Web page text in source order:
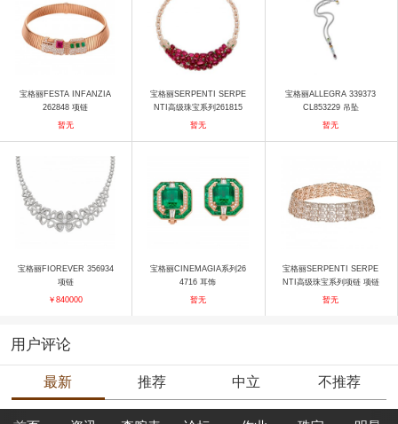
宝格丽FESTA INFANZIA
262848 项链
暂无
宝格丽SERPENTI SERPE
NTI高级珠宝系列261815
项链
暂无
宝格丽ALLEGRA 339373
CL853229 吊坠
暂无
宝格丽FIOREVER 356934
项链
￥840000
宝格丽CINEMAGIA系列26
4716 耳饰
暂无
宝格丽SERPENTI SERPE
NTI高级珠宝系列项链 项链
暂无
用户评论
最新 推荐 中立 不推荐